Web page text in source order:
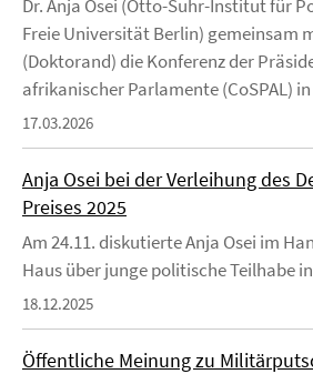
Dr. Anja Osei (Otto-Suhr-Institut für
Freie Universität Berlin) gemeinsam
(Doktorand) die Konferenz der
afrikanischer Parlamente (CoSPAL)
17.03.2026
Anja Osei bei der Verleihung des
Preises 2025
Am 24.11. diskutierte Anja Osei im
Haus über junge politische Teilhabe
18.12.2025
Öffentliche Meinung zu